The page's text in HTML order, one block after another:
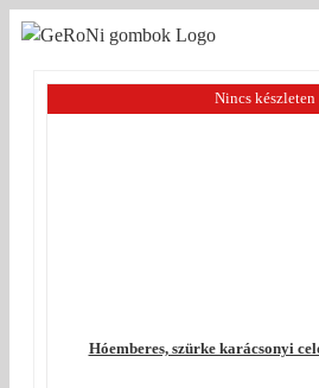
Kihagyás
Nincs készleten
Hóemberes, szürke karácsonyi